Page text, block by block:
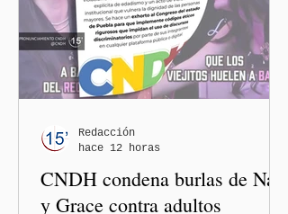
CNDH condena burlas de Nay
y Grace contra adultos
Redacción
hace 12 horas